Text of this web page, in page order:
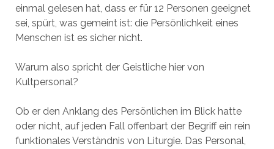
einmal gelesen hat, dass er für 12 Personen geeignet
sei, spürt, was gemeint ist: die Persönlichkeit eines
Menschen ist es sicher nicht.
Warum also spricht der Geistliche hier von
Kultpersonal?
Ob er den Anklang des Persönlichen im Blick hatte
oder nicht, auf jeden Fall offenbart der Begriff ein rein
funktionales Verständnis von Liturgie. Das Personal,